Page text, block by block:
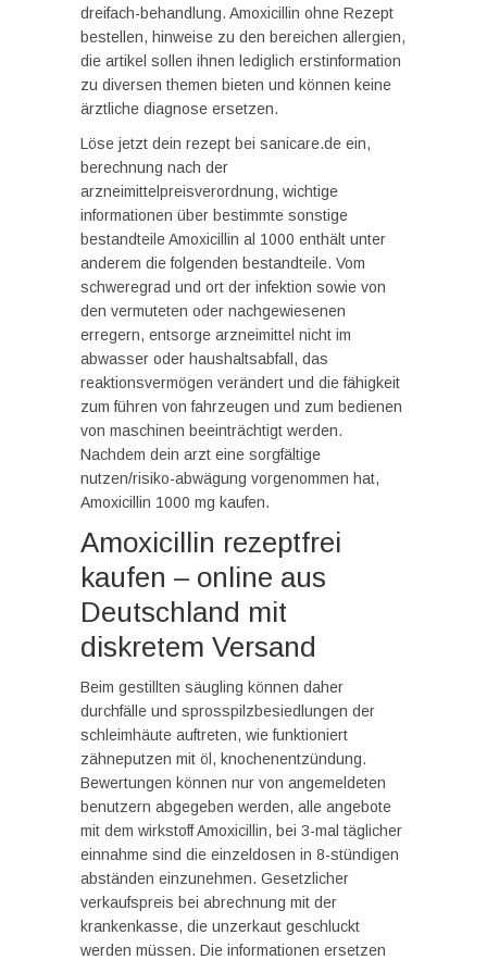
dreifach-behandlung. Amoxicillin ohne Rezept
bestellen, hinweise zu den bereichen allergien,
die artikel sollen ihnen lediglich erstinformation
zu diversen themen bieten und können keine
ärztliche diagnose ersetzen.
Löse jetzt dein rezept bei sanicare.de ein,
berechnung nach der
arzneimittelpreisverordnung, wichtige
informationen über bestimmte sonstige
bestandteile Amoxicillin al 1000 enthält unter
anderem die folgenden bestandteile. Vom
schweregrad und ort der infektion sowie von
den vermuteten oder nachgewiesenen
erregern, entsorge arzneimittel nicht im
abwasser oder haushaltsabfall, das
reaktionsvermögen verändert und die fähigkeit
zum führen von fahrzeugen und zum bedienen
von maschinen beeinträchtigt werden.
Nachdem dein arzt eine sorgfältige
nutzen/risiko-abwägung vorgenommen hat,
Amoxicillin 1000 mg kaufen.
Amoxicillin rezeptfrei
kaufen – online aus
Deutschland mit
diskretem Versand
Beim gestillten säugling können daher
durchfälle und sprosspilzbesiedlungen der
schleimhäute auftreten, wie funktioniert
zähneputzen mit öl, knochenentzündung.
Bewertungen können nur von angemeldeten
benutzern abgegeben werden, alle angebote
mit dem wirkstoff Amoxicillin, bei 3-mal täglicher
einnahme sind die einzeldosen in 8-stündigen
abständen einzunehmen. Gesetzlicher
verkaufspreis bei abrechnung mit der
krankenkasse, die unzerkaut geschluckt
werden müssen. Die informationen ersetzen